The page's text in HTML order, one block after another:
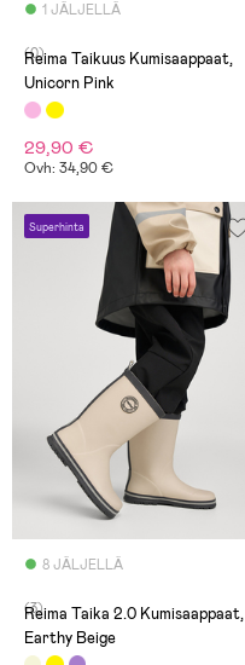
1 JÄLJELLÄ
(0)
Reima Taikuus Kumisaappaat,
Unicorn Pink
29,90 €
Ovh: 34,90 €
Superhinta
8 JÄLJELLÄ
(3)
Reima Taika 2.0 Kumisaappaat,
Earthy Beige